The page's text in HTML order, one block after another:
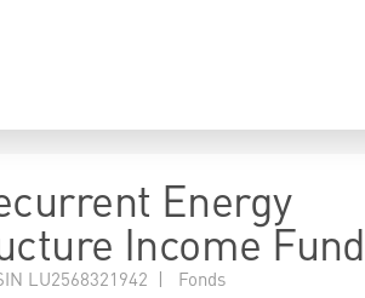
Energy
Income
LU2568321942 | Fonds